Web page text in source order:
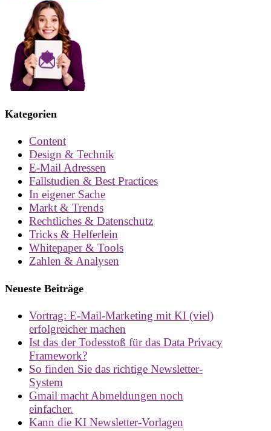
Kategorien
Content
Design & Technik
E-Mail Adressen
Fallstudien & Best Practices
In eigener Sache
Markt & Trends
Rechtliches & Datenschutz
Tricks & Helferlein
Whitepaper & Tools
Zahlen & Analysen
Neueste Beiträge
Vortrag: E-Mail-Marketing mit KI (viel)
erfolgreicher machen
Ist das der Todesstoß für das Data Privacy
Framework?
So finden Sie das richtige Newsletter-
System
Gmail macht Abmeldungen noch
einfacher.
Kann die KI Newsletter-Vorlagen